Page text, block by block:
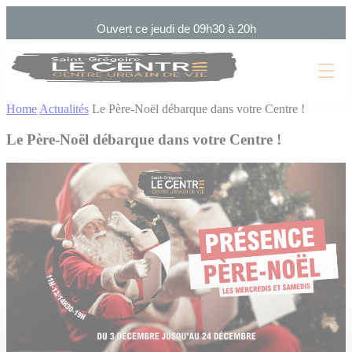
Cookies management panel
Ouvert ce jeudi de 09h30 à 20h
Home Actualités Le Père-Noël débarque dans votre Centre !
Le Père-Noël débarque dans votre Centre !